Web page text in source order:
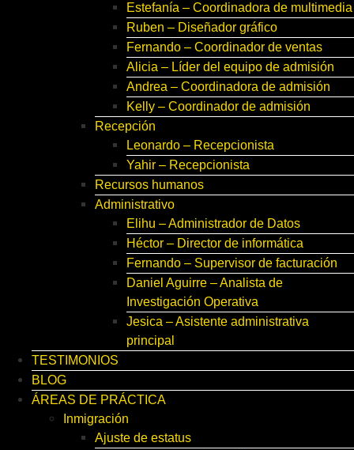
Estefanía – Coordinadora de multimedia
Ruben – Diseñador gráfico
Fernando – Coordinador de ventas
Alicia – Líder del equipo de admisión
Andrea – Coordinadora de admisión
Kelly – Coordinador de admisión
Recepción
Leonardo – Recepcionista
Yahir – Recepcionista
Recursos humanos
Administrativo
Elihu – Administrador de Datos
Héctor – Director de informática
Fernando – Supervisor de facturación
Daniel Aguirre – Analista de
Investigación Operativa
Jesica – Asistente administrativa
principal
TESTIMONIOS
BLOG
ÁREAS DE PRÁCTICA
Inmigración
Ajuste de estatus